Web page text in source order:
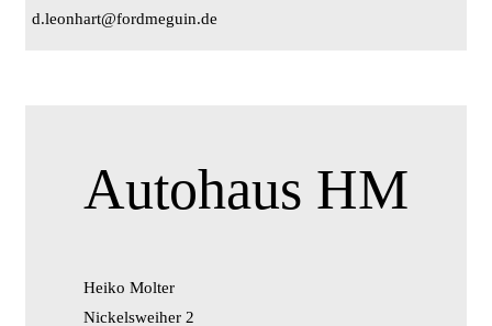
d.leonhart@fordmeguin.de
Autohaus HM
Heiko Molter
Nickelsweiher 2